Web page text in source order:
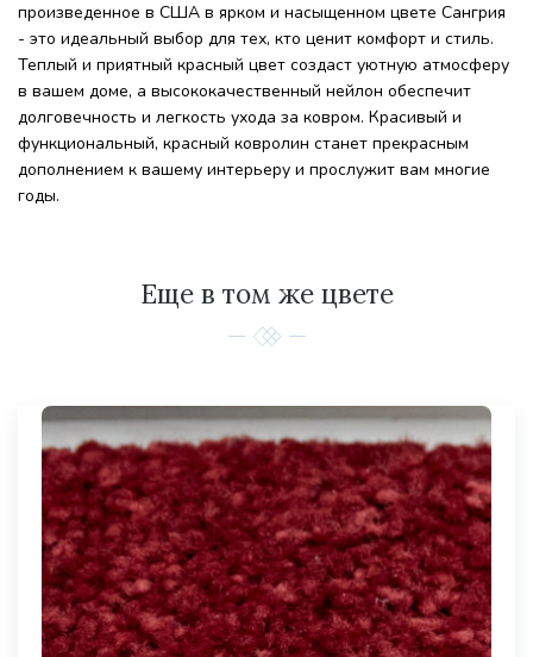
произведенное в США в ярком и насыщенном цвете Сангрия
- это идеальный выбор для тех, кто ценит комфорт и стиль.
Теплый и приятный красный цвет создаст уютную атмосферу
в вашем доме, а высококачественный нейлон обеспечит
долговечность и легкость ухода за ковром. Красивый и
функциональный, красный ковролин станет прекрасным
дополнением к вашему интерьеру и прослужит вам многие
годы.
Еще в том же цвете